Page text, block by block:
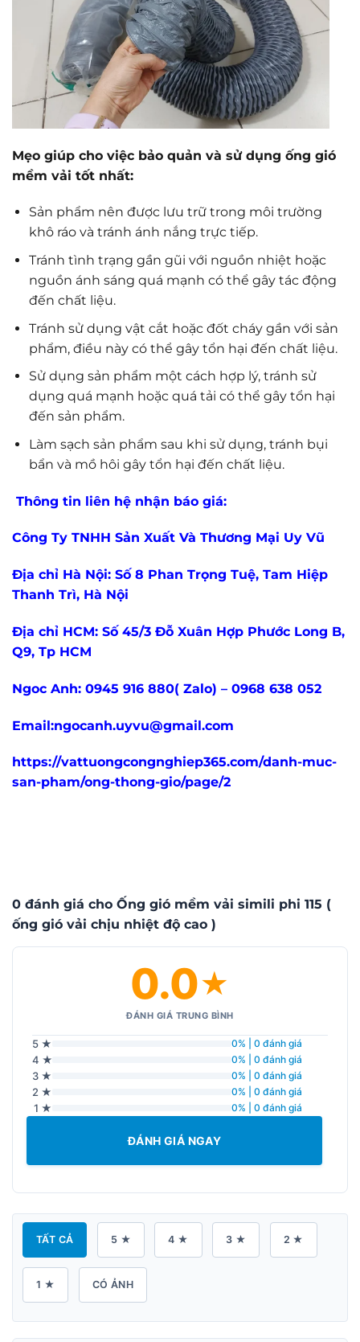
Mẹo giúp cho việc bảo quản và sử dụng ống gió
mềm vải tốt nhất:
Sản phẩm nên được lưu trữ trong môi trường
khô ráo và tránh ánh nắng trực tiếp.
Tránh tình trạng gần gũi với nguồn nhiệt hoặc
nguồn ánh sáng quá mạnh có thể gây tác động
đến chất liệu.
Tránh sử dụng vật cắt hoặc đốt cháy gần với sản
phẩm, điều này có thể gây tổn hại đến chất liệu.
Sử dụng sản phẩm một cách hợp lý, tránh sử
dụng quá mạnh hoặc quá tải có thể gây tổn hại
đến sản phẩm.
Làm sạch sản phẩm sau khi sử dụng, tránh bụi
bẩn và mồ hôi gây tổn hại đến chất liệu.
Thông tin liên hệ nhận báo giá:
Công Ty TNHH Sản Xuất Và Thương Mại Uy Vũ
Địa chỉ Hà Nội: Số 8 Phan Trọng Tuệ, Tam Hiệp
Thanh Trì, Hà Nội
Địa chỉ HCM: Số 45/3 Đỗ Xuân Hợp Phước Long B,
Q9, Tp HCM
Ngoc Anh: 0945 916 880( Zalo) – 0968 638 052
Email:ngocanh.uyvu@gmail.com
https://vattuongcongnghiep365.com/danh-muc-
san-pham/ong-thong-gio/page/2
0 đánh giá cho Ống gió mềm vải simili phi 115 (
ống gió vải chịu nhiệt độ cao )
0.0★
ĐÁNH GIÁ TRUNG BÌNH
5 ★ 0% | 0 đánh giá
4 ★ 0% | 0 đánh giá
3 ★ 0% | 0 đánh giá
2 ★ 0% | 0 đánh giá
1 ★ 0% | 0 đánh giá
ĐÁNH GIÁ NGAY
TẤT CẢ 5 ★ 4 ★ 3 ★ 2 ★
1 ★ CÓ ẢNH